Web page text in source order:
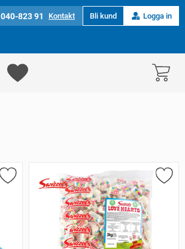
040-823 91 Kontakt Bli kund Logga in